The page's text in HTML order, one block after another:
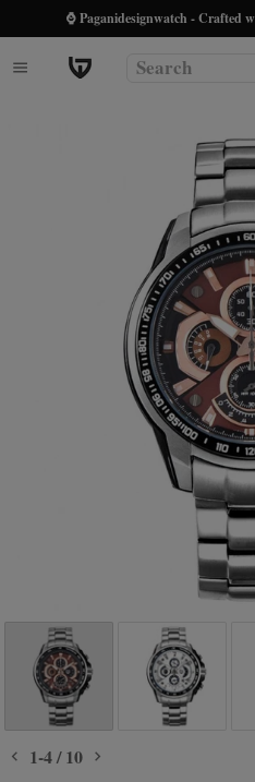
⌚ Paganidesignwatch - Crafted
1-4/ 10